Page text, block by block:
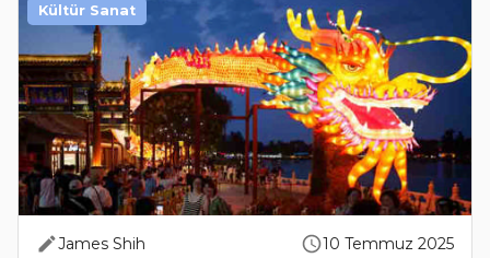
James Shih 10 Temmuz 2025
Kültür Sanat